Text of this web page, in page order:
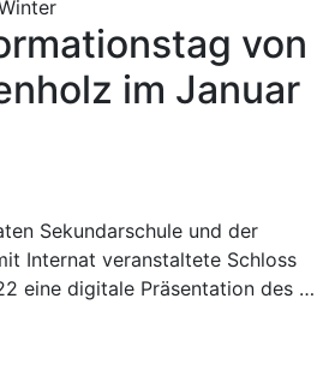
78.
Paderborner
Osterlauf“
von
im Januar
Sekundarschule und der
Internat veranstaltete Schloss
eine digitale Präsentation des …